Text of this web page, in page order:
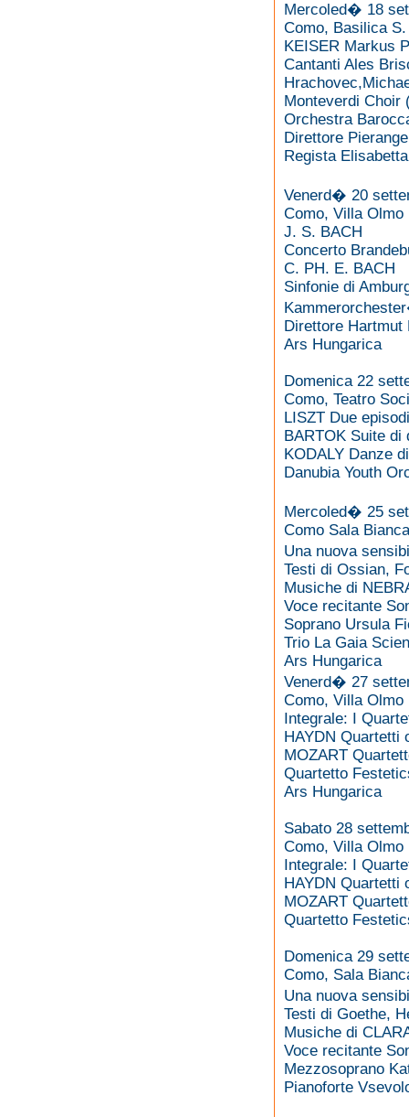
Mercoled� 18
Como, Basilica S.
KEISER Markus
Cantanti Ales
Monteverdi Choir
Orchestra
Direttore
Regista
Venerd� 20
Como, Villa Olmo
J. S. BACH
Concerto
C. PH. E. BACH
Sinfonie di
Direttore Hartmut
Ars Hungarica
Domenica 22
Como, Teatro
LISZT Due
BARTOK Suite di
KODALY Danze
Danubia Youth
Mercoled� 25
Como Sala
Una nuova
Testi di Ossian,
Musiche di
Voce recitante
Soprano Ursula
Trio La Gaia
Ars Hungarica
Venerd� 27
Como, Villa Olmo
Integrale: I
HAYDN Quartetti
MOZART
Quartetto
Ars Hungarica
Sabato 28
Como, Villa Olmo
Integrale: I
HAYDN Quartetti
MOZART
Quartetto
Domenica 29
Como, Sala
Una nuova
Testi di Goethe,
Musiche di
Voce recitante
Mezzosoprano
Pianoforte